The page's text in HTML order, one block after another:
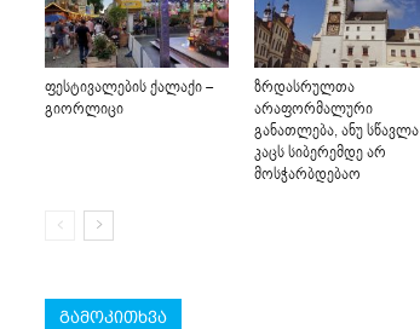
ფესტივალების ქალაქი –
გიორლიცი
ზრდასრულთა
არაფორმალური
განათლება, ანუ სწავლა
კაცს სიბერემდე არ
მოსჭარბდებაო
გამოკითხვა